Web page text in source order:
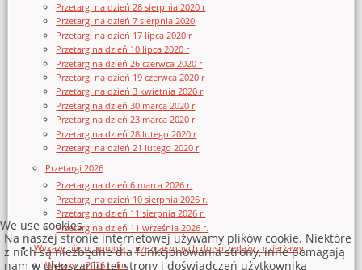
Przetargi na dzień 28 sierpnia 2020 r
Przetargi na dzień 7 sierpnia 2020
Przetargi na dzień 17 lipca 2020 r
Przetarg na dzień 10 lipca 2020 r
Przetarg na dzień 26 czerwca 2020 r
Przetargi na dzień 19 czerwca 2020 r
Przetargi na dzień 3 kwietnia 2020 r
Przetarg na dzień 30 marca 2020 r
Przetarg na dzień 23 marca 2020 r
Przetarg na dzień 28 lutego 2020 r
Przetargi na dzień 21 lutego 2020 r
Przetargi 2026
Przetarg na dzień 6 marca 2026 r.
Przetargi na dzień 10 sierpnia 2026 r.
Przetarg na dzień 11 sierpnia 2026 r.
Przetarg na dzień 11 września 2026 r.
Wykazy nieruchomości przeznaczonych do sprzedaży i dzierżawy
Wykazy z 2026 roku
We use cookies
Na naszej stronie internetowej używamy plików cookie. Niektóre
z nich są niezbędne dla funkcjonowania strony, inne pomagają
nam w ulepszaniu tej strony i doświadczeń użytkownika